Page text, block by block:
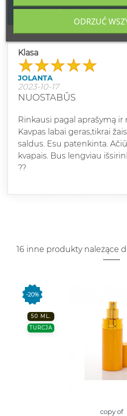
NAPISZ SWOJĄ RECENZJĘ
Klasa
JOLANTA
2023-10-17
NUOSTABŪS
Rinkausi pagal aprašymą ir
Kavpas labai geras,tikrai
saldus. Esu patenkinta.
kvapais. Bus lengviau
??
16 inne produkty należące
-20%
50 ML.
TURCJA
copy of
ODRZUĆ